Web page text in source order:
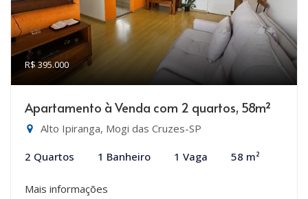
R$ 395.000
Apartamento à Venda com 2 quartos, 58m²
Alto Ipiranga, Mogi das Cruzes-SP
2 Quartos 1 Banheiro 1 Vaga 58 m²
Mais informações